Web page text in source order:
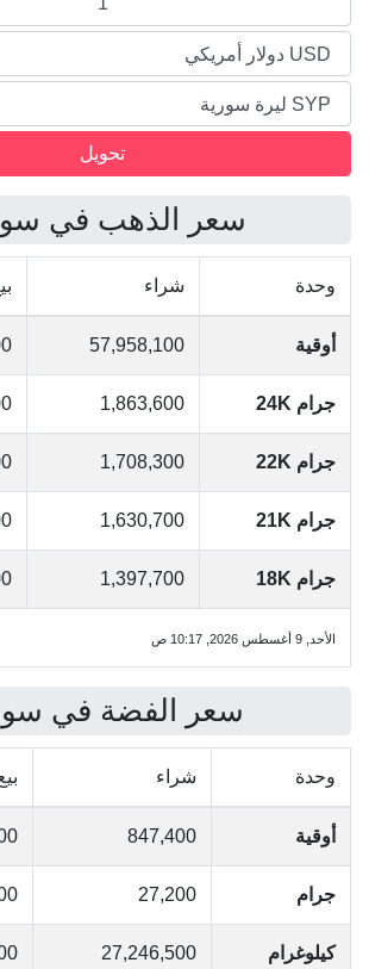
سعر الذهب في
وحدة شراء
أوقية 57,958,100
جرام 24K 1,863,600
جرام 22K 1,708,300
جرام 21K 1,630,700
جرام 18K 1,397,700
الأحد, 9 أغسطس 2026, 10:17 ص
سعر الفضة في
وحدة شراء
أوقية 847,400
جرام 27,200
كيلوغرام 27,246,500